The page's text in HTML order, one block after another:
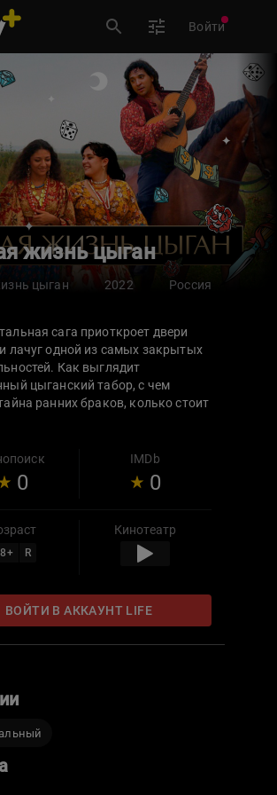
Войти
жизнь цыган
цыган 2022 Россия
сага приоткроет двери
лачуг одной из самых закрытых
Как выглядит
цыганский табор, с чем
ранних браков, колько стоит
и почему похороны так
расскажет фильм.
0
IMDb
0
+ R
Кинотеатр
ВОЙТИ В АККАУНТ LIFE